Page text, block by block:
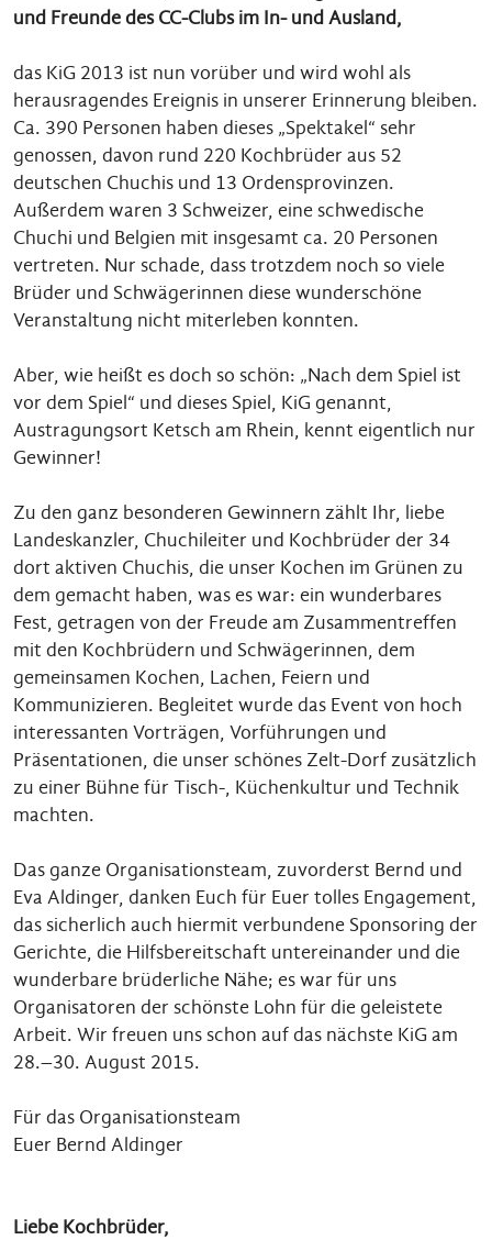
und Freunde des CC-Clubs im In- und Ausland,
das KiG 2013 ist nun vorüber und wird wohl als
herausragendes Ereignis in unserer Erinnerung bleiben.
Ca. 390 Personen haben dieses „Spektakel“ sehr
genossen, davon rund 220 Kochbrüder aus 52
deutschen Chuchis und 13 Ordensprovinzen.
Außerdem waren 3 Schweizer, eine schwedische
Chuchi und Belgien mit insgesamt ca. 20 Personen
vertreten. Nur schade, dass trotzdem noch so viele
Brüder und Schwägerinnen diese wunderschöne
Veranstaltung nicht miterleben konnten.
Aber, wie heißt es doch so schön: „Nach dem Spiel ist
vor dem Spiel“ und dieses Spiel, KiG genannt,
Austragungsort Ketsch am Rhein, kennt eigentlich nur
Gewinner!
Zu den ganz besonderen Gewinnern zählt Ihr, liebe
Landeskanzler, Chuchileiter und Kochbrüder der 34
dort aktiven Chuchis, die unser Kochen im Grünen zu
dem gemacht haben, was es war: ein wunderbares
Fest, getragen von der Freude am Zusammentreffen
mit den Kochbrüdern und Schwägerinnen, dem
gemeinsamen Kochen, Lachen, Feiern und
Kommunizieren. Begleitet wurde das Event von hoch
interessanten Vorträgen, Vorführungen und
Präsentationen, die unser schönes Zelt-Dorf zusätzlich
zu einer Bühne für Tisch-, Küchenkultur und Technik
machten.
Das ganze Organisationsteam, zuvorderst Bernd und
Eva Aldinger, danken Euch für Euer tolles Engagement,
das sicherlich auch hiermit verbundene Sponsoring der
Gerichte, die Hilfsbereitschaft untereinander und die
wunderbare brüderliche Nähe; es war für uns
Organisatoren der schönste Lohn für die geleistete
Arbeit. Wir freuen uns schon auf das nächste KiG am
28.–30. August 2015.
Für das Organisationsteam
Euer Bernd Aldinger
Liebe Kochbrüder,